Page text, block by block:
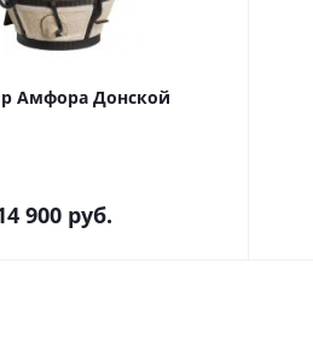
Амфора Донской
900 руб.